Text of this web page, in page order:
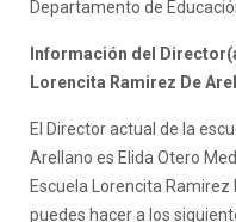
Departamento de
Información del
Lorencita Ramirez De
El Director actual de la
Arellano es Elida Otero
Escuela Lorencita Ramirez
puedes hacer a los